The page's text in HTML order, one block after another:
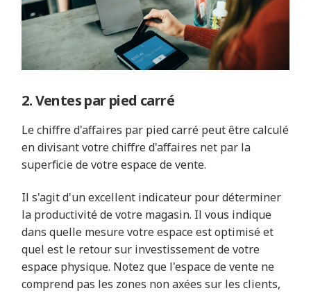
2. Ventes par pied carré
Le chiffre d'affaires par pied carré peut être calculé
en divisant votre chiffre d'affaires net par la
superficie de votre espace de vente.
Il s'agit d'un excellent indicateur pour déterminer
la productivité de votre magasin. Il vous indique
dans quelle mesure votre espace est optimisé et
quel est le retour sur investissement de votre
espace physique. Notez que l'espace de vente ne
comprend pas les zones non axées sur les clients,